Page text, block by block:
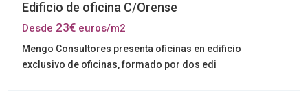
Edificio de oficina C/Orense
Desde 23€ euros/m2
Mengo Consultores presenta oficinas en edificio
exclusivo de oficinas, formado por dos edi